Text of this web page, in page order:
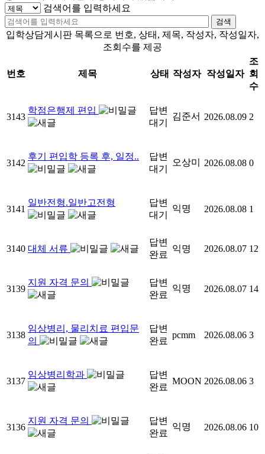
검색어를 입력하세요
검색
입학상담게시판 목록으로 번호, 상태, 제목, 작성자, 작성일자,
조회수를 제공
번호 제목 상태 작성자 작성일자
조
회
수
3143
학점은행제 편입
답변
대기
김준서 2026.08.09 2
3142
후기 편입학 등록 후, 일정..
답변
대기
오상미 2026.08.08 0
3141
일반전형.일반고전형
답변
대기
익명 2026.08.08 1
3140 대체 서류
답변
완료
익명 2026.08.07 12
3139
지원 자격 문의
답변
완료
익명 2026.08.07 14
3138
임상병리, 물리치료 편입문
의
답변
완료
pcmm 2026.08.06 3
3137
임상병리학과
답변
완료
MOON 2026.08.06 3
3136
지원 자격 문의
답변
완료
익명 2026.08.06 10